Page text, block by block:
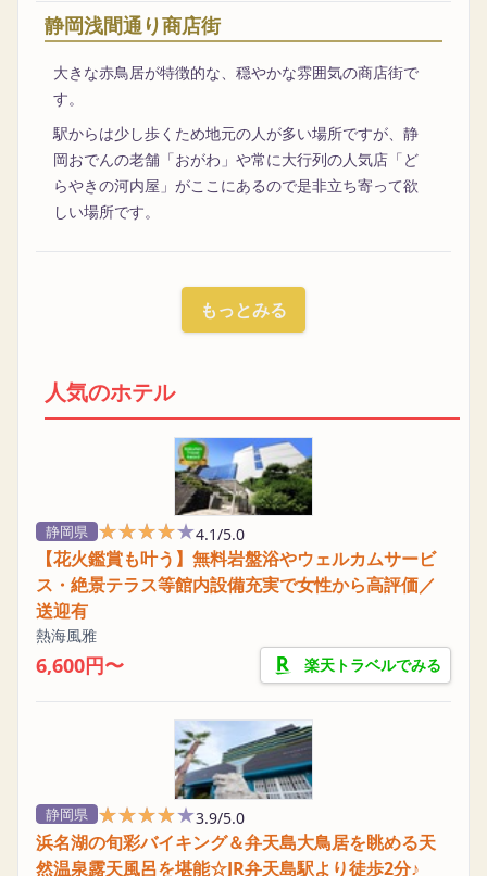
静岡浅間通り商店街
大きな赤鳥居が特徴的な、穏やかな雰囲気の商店街で
す。
駅からは少し歩くため地元の人が多い場所ですが、静
岡おでんの老舗「おがわ」や常に大行列の人気店「ど
らやきの河内屋」がここにあるので是非立ち寄って欲
しい場所です。
もっとみる
人気のホテル
静岡県 ★★★★★
★★★★★4.1/5.0
【花火鑑賞も叶う】無料岩盤浴やウェルカムサービ
ス・絶景テラス等館内設備充実で女性から高評価／
送迎有
熱海風雅
6,600円〜 楽天トラベルでみる
静岡県 ★★★★★
★★★★★3.9/5.0
浜名湖の旬彩バイキング＆弁天島大鳥居を眺める天
然温泉露天風呂を堪能☆JR弁天島駅より徒歩2分♪